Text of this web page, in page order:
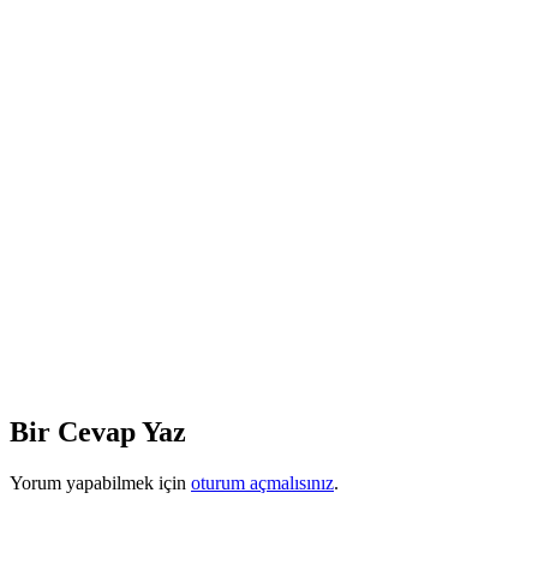
Bir Cevap Yaz
Yorum yapabilmek için oturum açmalısınız.